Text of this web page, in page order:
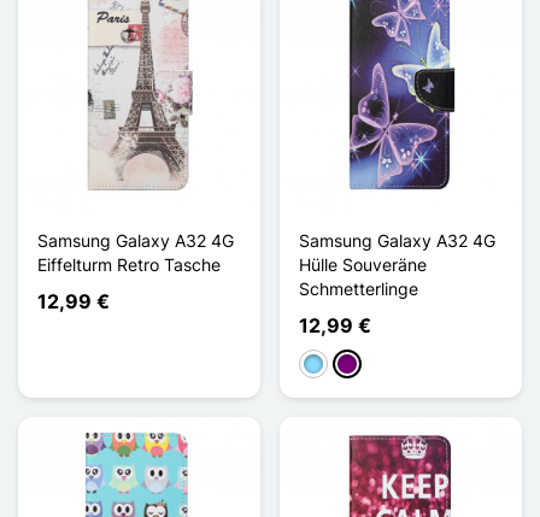
Samsung Galaxy A32 4G
Eiffelturm Retro Tasche
12,99 €
Samsung Galaxy A32 4G
Hülle Souveräne
Schmetterlinge
12,99 €
Hellblau
Violett